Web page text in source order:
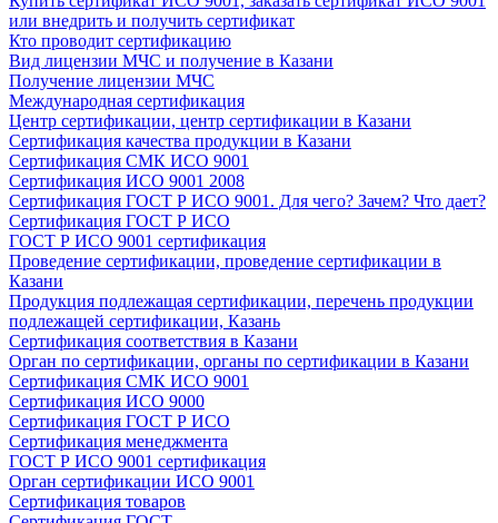
или внедрить и получить сертификат
Кто проводит сертификацию
Вид лицензии МЧС и получение в Казани
Получение лицензии МЧС
Международная сертификация
Центр сертификации, центр сертификации в Казани
Сертификация качества продукции в Казани
Сертификация СМК ИСО 9001
Сертификация ИСО 9001 2008
Сертификация ГОСТ Р ИСО 9001. Для чего? Зачем? Что дает?
Сертификация ГОСТ Р ИСО
ГОСТ Р ИСО 9001 сертификация
Проведение сертификации, проведение сертификации в
Казани
Продукция подлежащая сертификации, перечень продукции
подлежащей сертификации, Казань
Сертификация соответствия в Казани
Орган по сертификации, органы по сертификации в Казани
Сертификация СМК ИСО 9001
Сертификация ИСО 9000
Сертификация ГОСТ Р ИСО
Сертификация менеджмента
ГОСТ Р ИСО 9001 сертификация
Орган сертификации ИСО 9001
Сертификация товаров